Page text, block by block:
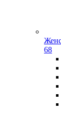
68